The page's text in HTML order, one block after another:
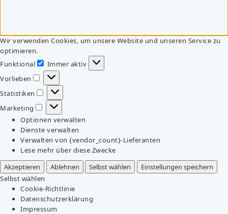
Wir verwenden Cookies, um unsere Website und unseren Service zu
optimieren.
Funktional
Funktional
Immer aktiv
Vorlieben
Vorlieben
Statistiken
Statistiken
Marketing
Marketing
Optionen verwalten
Dienste verwalten
Verwalten von {vendor_count}-Lieferanten
Lese mehr über diese Zwecke
Akzeptieren
Ablehnen Selbst wählen
Einstellungen speichern
Selbst wählen
Cookie-Richtlinie
Datenschutzerklärung
Impressum